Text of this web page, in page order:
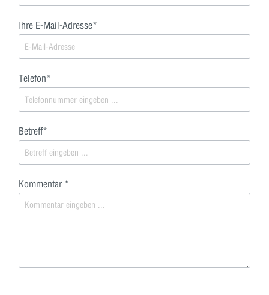
Ihre E-Mail-Adresse*
Telefon*
Betreff*
Kommentar *